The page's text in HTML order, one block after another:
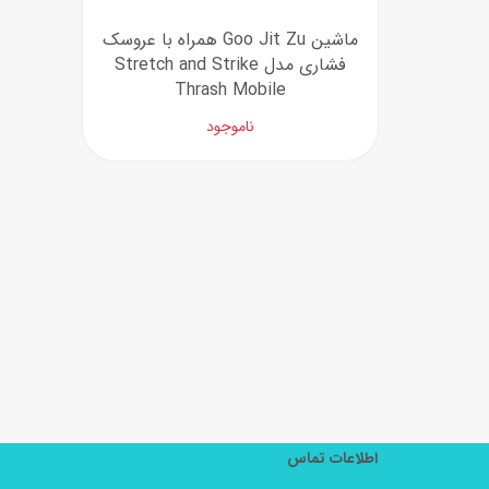
ماشین Goo Jit Zu همراه با عروسک
فشاری مدل Stretch and Strike
Thrash Mobile
ناموجود
اطلاعات تماس